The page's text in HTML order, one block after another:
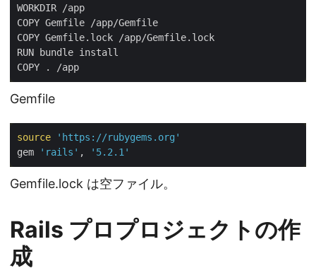
WORKDIR /app
COPY Gemfile /app/Gemfile
COPY Gemfile.lock /app/Gemfile.lock
RUN bundle install
Gemfile
source
'https://rubygems.org'
gem
'rails' , '5.2.1'
Gemfile.lock は空ファイル。
Rails プロプロジェクトの作
成